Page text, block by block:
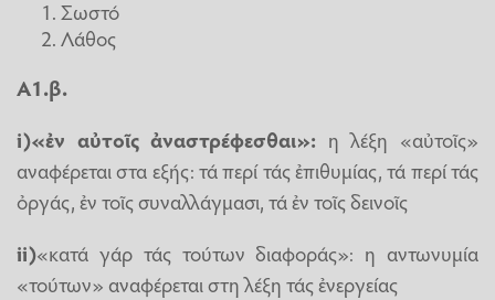
Σωστό
Λάθος
Α1.β.
i)«ἐν αὐτοῖς ἀναστρέφεσθαι»: η λέξη «αὐτοῖς»
αναφέρεται στα εξής: τά περί τάς ἐπιθυμίας, τά περί τάς
ὀργάς, ἐν τοῖς συναλλάγμασι, τά ἐν τοῖς δεινοῖς
ii)«κατά γάρ τάς τούτων διαφοράς»: η αντωνυμία
«τούτων» αναφέρεται στη λέξη τάς ἐνεργείας